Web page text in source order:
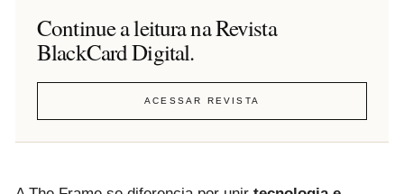
Continue a leitura na Revista
BlackCard Digital.
ACESSAR REVISTA